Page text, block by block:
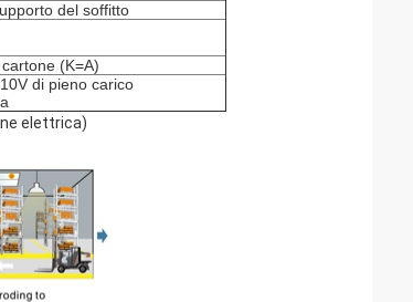
del soffitto
(K=A)
di pieno carico
elettrica)